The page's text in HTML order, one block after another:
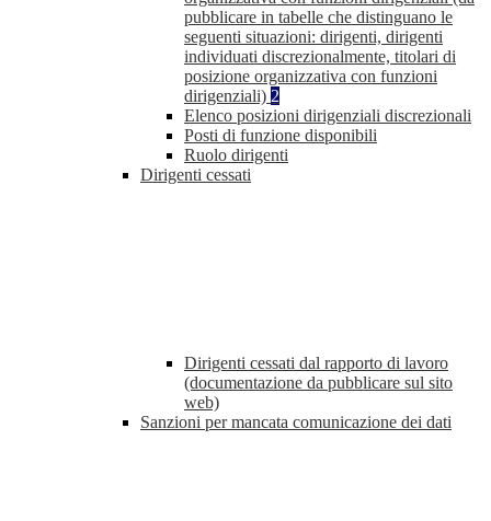
pubblicare in tabelle che distinguano le
seguenti situazioni: dirigenti, dirigenti
individuati discrezionalmente, titolari di
posizione organizzativa con funzioni
dirigenziali) 2
Elenco posizioni dirigenziali discrezionali
Posti di funzione disponibili
Ruolo dirigenti
Dirigenti cessati
Dirigenti cessati dal rapporto di lavoro
(documentazione da pubblicare sul sito
web)
Sanzioni per mancata comunicazione dei dati